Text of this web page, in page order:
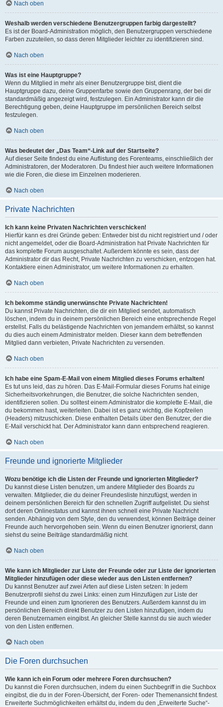
Nach oben
Weshalb werden verschiedene Benutzergruppen farbig dargestellt?
Es ist der Board-Administration möglich, den Benutzergruppen verschiedene
Farben zuzuteilen, so dass deren Mitglieder leichter zu identifizieren sind.
Nach oben
Was ist eine Hauptgruppe?
Wenn du Mitglied in mehr als einer Benutzergruppe bist, dient die
Hauptgruppe dazu, deine Gruppenfarbe sowie den Gruppenrang, der bei dir
standardmäßig angezeigt wird, festzulegen. Ein Administrator kann dir die
Berechtigung geben, deine Hauptgruppe im persönlichen Bereich selbst
festzulegen.
Nach oben
Was bedeutet der „Das Team“-Link auf der Startseite?
Auf dieser Seite findest du eine Auflistung des Forenteams, einschließlich der
Administratoren, der Moderatoren. Du findest hier auch weitere Informationen
wie die Foren, die diese im Einzelnen moderieren.
Nach oben
Private Nachrichten
Ich kann keine Privaten Nachrichten verschicken!
Hierfür kann es drei Gründe geben: Entweder bist du nicht registriert und / oder
nicht angemeldet, oder die Board-Administration hat Private Nachrichten für
das komplette Forum ausgeschaltet. Außerdem könnte es sein, dass der
Administrator dir das Recht, Private Nachrichten zu verschicken, entzogen hat.
Kontaktiere einen Administrator, um weitere Informationen zu erhalten.
Nach oben
Ich bekomme ständig unerwünschte Private Nachrichten!
Du kannst Private Nachrichten, die dir ein Mitglied sendet, automatisch
löschen, indem du in deinem persönlichen Bereich eine entsprechende Regel
erstellst. Falls du belästigende Nachrichten von jemandem erhältst, so kannst
du dies auch einem Administrator melden. Dieser kann dem betreffenden
Mitglied dann verbieten, Private Nachrichten zu versenden.
Nach oben
Ich habe eine Spam-E-Mail von einem Mitglied dieses Forums erhalten!
Es tut uns leid, das zu hören. Das E-Mail-Formular dieses Forums hat einige
Sicherheitsvorkehrungen, die Benutzer, die solche Nachrichten senden,
identifizieren sollen. Du solltest einem Administrator die komplette E-Mail, die
du bekommen hast, weiterleiten. Dabei ist es ganz wichtig, die Kopfzeilen
(Headers) mitzuschicken. Diese enthalten Details über den Benutzer, der die
E-Mail verschickt hat. Der Administrator kann dann entsprechend reagieren.
Nach oben
Freunde und ignorierte Mitglieder
Wozu benötige ich die Listen der Freunde und ignorierten Mitglieder?
Du kannst diese Listen benutzen, um andere Mitglieder des Boards zu
verwalten. Mitglieder, die du deiner Freundesliste hinzufügst, werden in
deinem persönlichen Bereich für den schnellen Zugriff aufgelistet. Du siehst
dort deren Onlinestatus und kannst ihnen schnell eine Private Nachricht
senden. Abhängig von dem Style, den du verwendest, können Beiträge deiner
Freunde auch hervorgehoben sein. Wenn du einen Benutzer ignorierst, dann
siehst du seine Beiträge standardmäßig nicht.
Nach oben
Wie kann ich Mitglieder zur Liste der Freunde oder zur Liste der ignorierten
Mitglieder hinzufügen oder diese wieder aus den Listen entfernen?
Du kannst Benutzer auf zwei Arten auf diese Listen setzen: In jedem
Benutzerprofil siehst du zwei Links: einen zum Hinzufügen zur Liste der
Freunde und einen zum Ignorieren des Benutzers. Außerdem kannst du im
persönlichen Bereich direkt Benutzer zu den Listen hinzufügen, indem du
deren Benutzernamen eingibst. An gleicher Stelle kannst du sie auch wieder
von den Listen entfernen.
Nach oben
Die Foren durchsuchen
Wie kann ich ein Forum oder mehrere Foren durchsuchen?
Du kannst die Foren durchsuchen, indem du einen Suchbegriff in die Suchbox
eingibst, die du in der Foren-Übersicht, der Foren- oder Themenansicht findest.
Erweiterte Suchmöglichkeiten erhältst du, indem du den „Erweiterte Suche“-